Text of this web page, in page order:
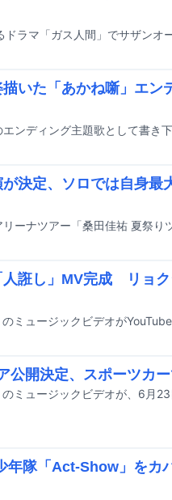
いた「あかね噺」エン
決定、ソロでは自身最
誑し」MV完成 リョ
ミュージックビデオがYouTube
公開決定、スポーツカ
年隊「Act-Show」をカ